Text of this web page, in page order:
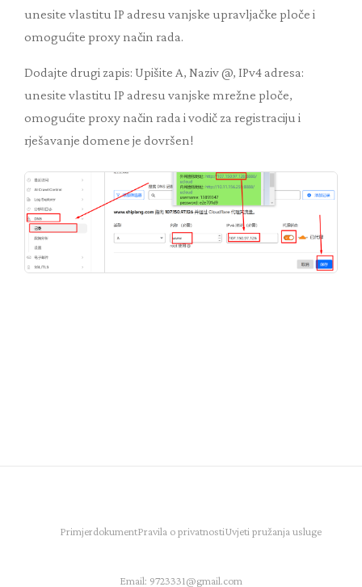
unesite vlastitu IP adresu vanjske upravljačke ploče i
omogućite proxy način rada.
Dodajte drugi zapis: Upišite A, Naziv @, IPv4 adresa:
unesite vlastitu IP adresu vanjske mrežne ploče,
omogućite proxy način rada i vodič za registraciju i
rješavanje domene je dovršen!
PrimjerdokumentPravila o privatnostiUvjeti pružanja usluge
Email: 9723331@gmail.com